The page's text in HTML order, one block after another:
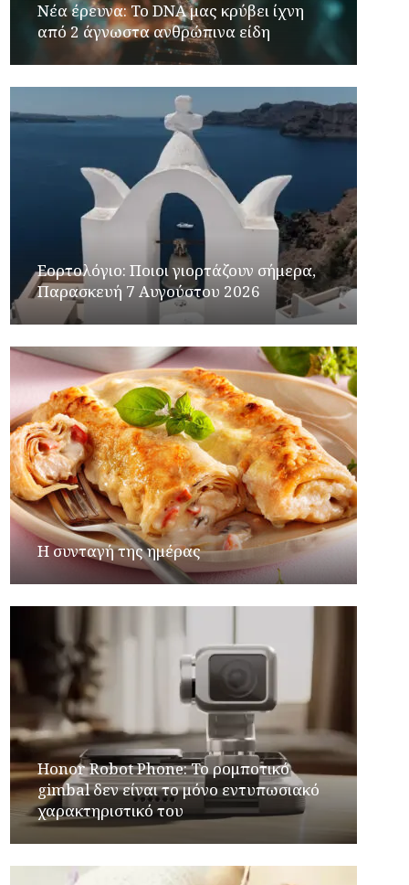
Νέα έρευνα: Το DNA μας κρύβει ίχνη
από 2 άγνωστα ανθρώπινα είδη
Εορτολόγιο: Ποιοι γιορτάζουν σήμερα,
Παρασκευή 7 Αυγούστου 2026
Η συνταγή της ημέρας
Honor Robot Phone: Το ρομποτικό
gimbal δεν είναι το μόνο εντυπωσιακό
χαρακτηριστικό του